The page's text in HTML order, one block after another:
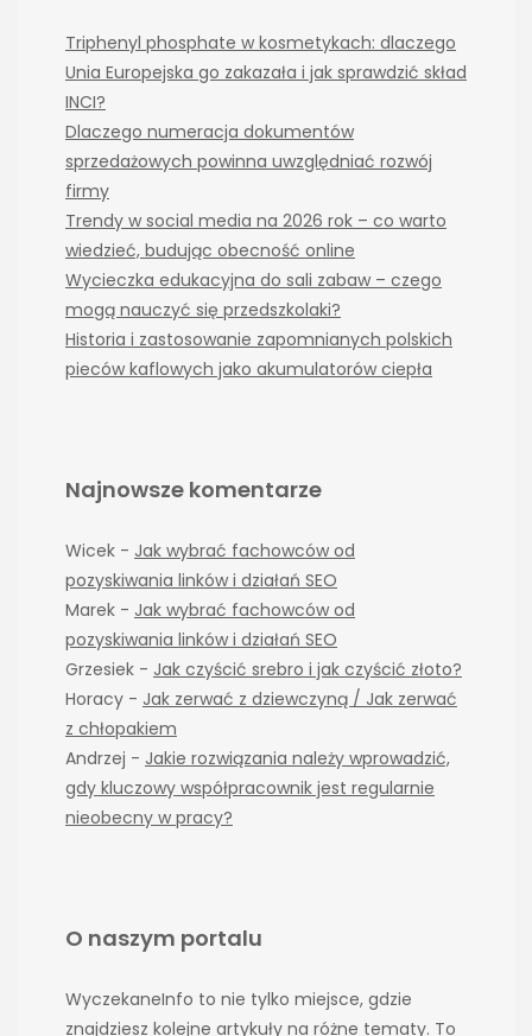
Triphenyl phosphate w kosmetykach: dlaczego
Unia Europejska go zakazała i jak sprawdzić skład
INCI?
Dlaczego numeracja dokumentów
sprzedażowych powinna uwzględniać rozwój
firmy
Trendy w social media na 2026 rok – co warto
wiedzieć, budując obecność online
Wycieczka edukacyjna do sali zabaw – czego
mogą nauczyć się przedszkolaki?
Historia i zastosowanie zapomnianych polskich
pieców kaflowych jako akumulatorów ciepła
Najnowsze komentarze
Wicek - Jak wybrać fachowców od
pozyskiwania linków i działań SEO
Marek - Jak wybrać fachowców od
pozyskiwania linków i działań SEO
Grzesiek - Jak czyścić srebro i jak czyścić złoto?
Horacy - Jak zerwać z dziewczyną / Jak zerwać
z chłopakiem
Andrzej - Jakie rozwiązania należy wprowadzić,
gdy kluczowy współpracownik jest regularnie
nieobecny w pracy?
O naszym portalu
WyczekaneInfo to nie tylko miejsce, gdzie
znajdziesz kolejne artykuły na różne tematy. To